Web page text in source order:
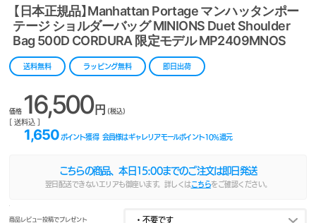
【日本正規品】Manhattan Portage マンハッタンポー
テージ ショルダーバッグ MINIONS Duet Shoulder
Bag 500D CORDURA 限定モデル MP2409MNOS
送料無料 ラッピング無料 即日出荷
価格 16,500円 (税込)
[ 送料込 ]
1,650 ポイント獲得 会員様はギャレリアモールポイント10%還元
こちらの商品、本日 15:00までのご注文は即日発送
翌日配送できないエリアも御座います。詳しくは こちらをご確認ください。
商品レビュー投稿でプレゼント